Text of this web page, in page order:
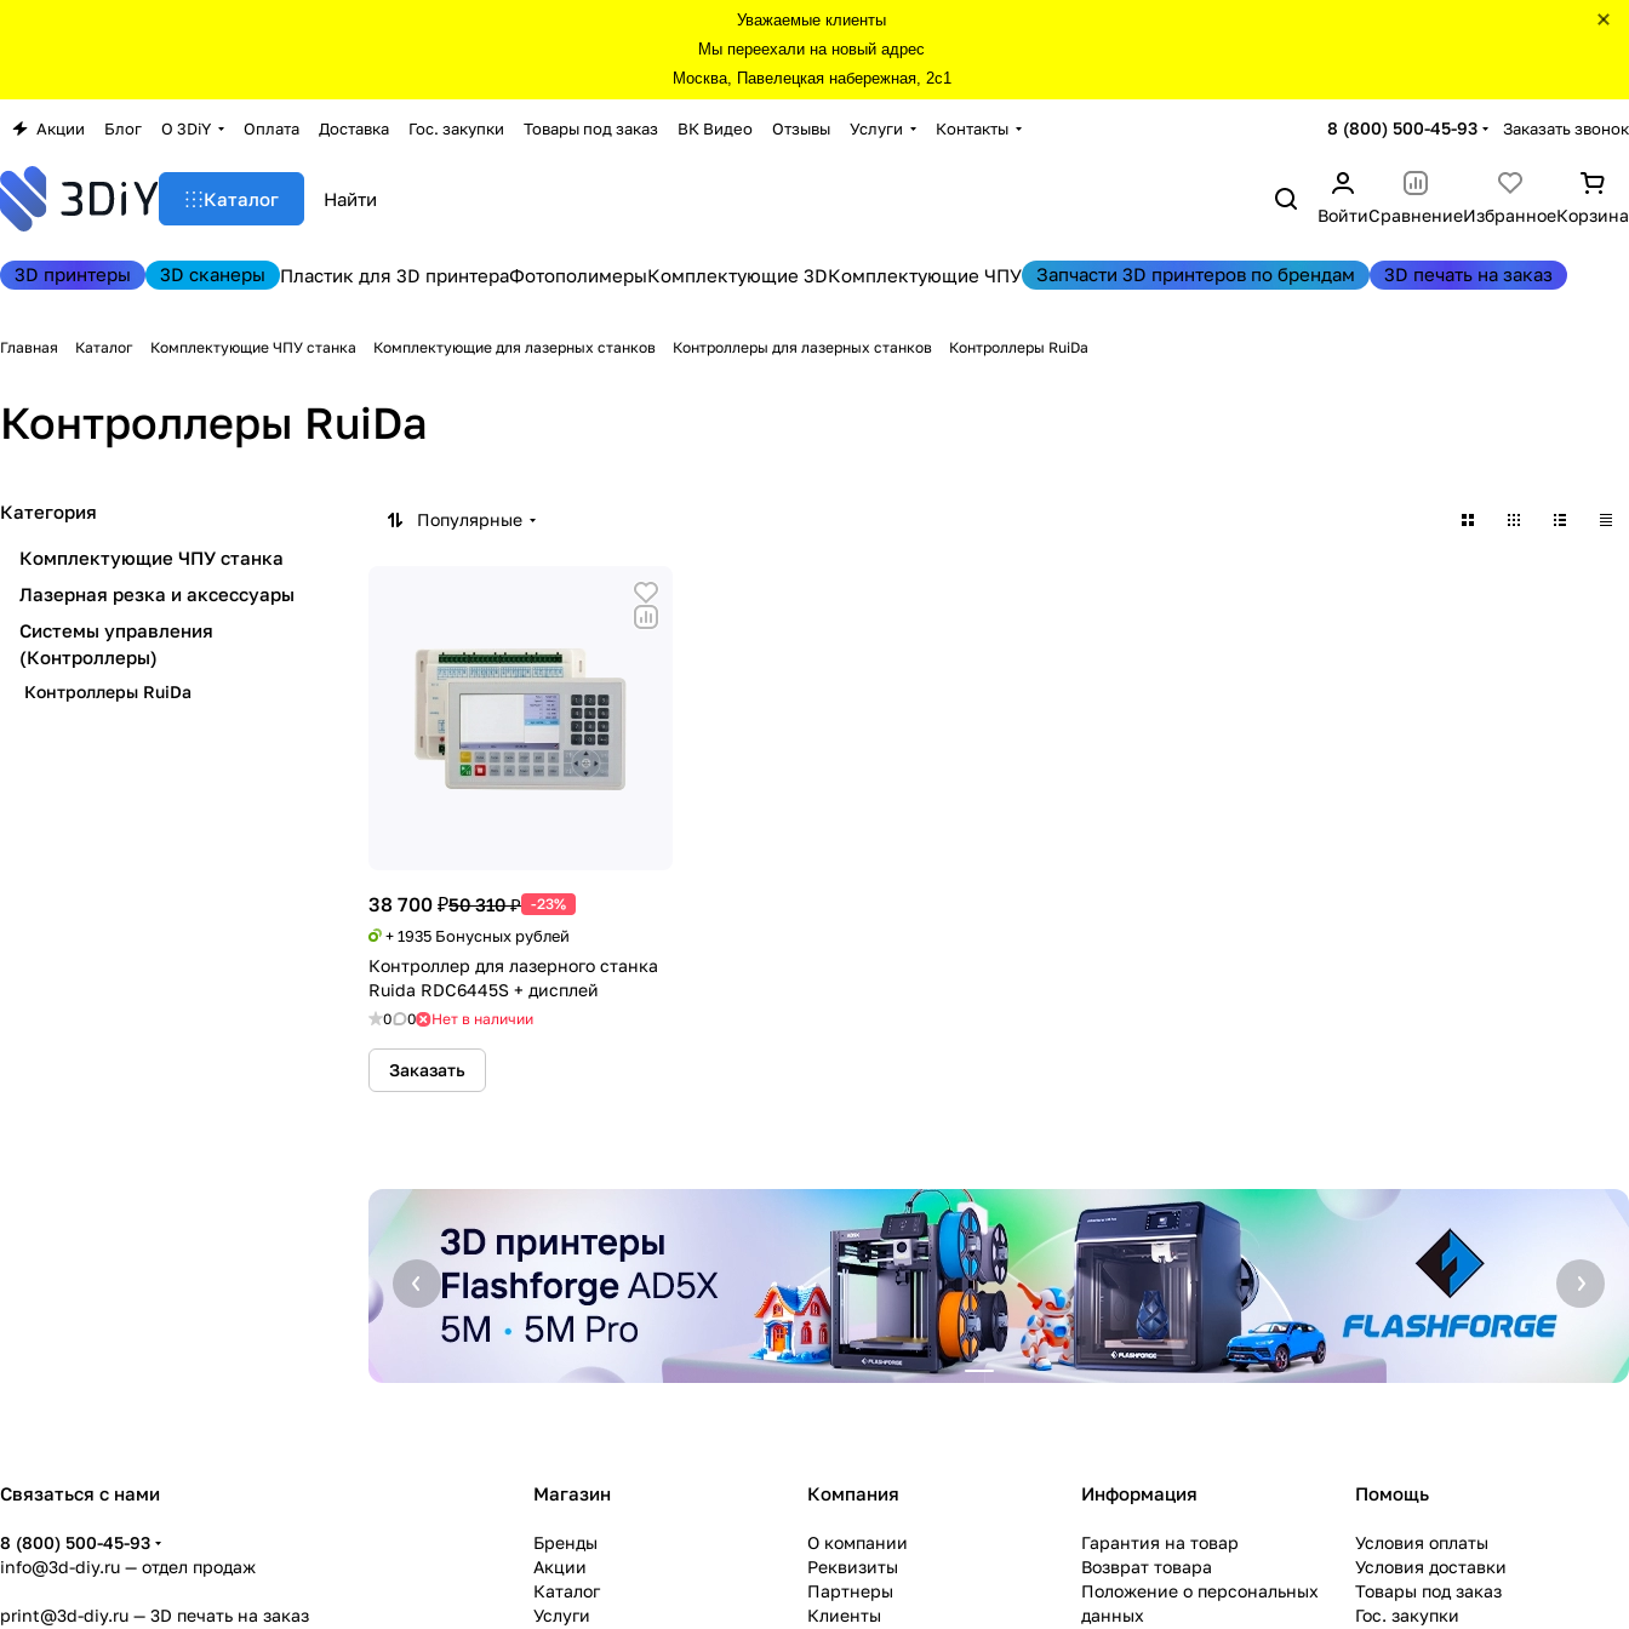
Уважаемые клиенты
Мы переехали на новый адрес
Москва, Павелецкая набережная, 2с1
Акции Блог О 3DiY Оплата Доставка Гос. закупки Товары под заказ ВК Видео Отзывы Услуги Контакты 8 (800) 500-45-93 Заказать звонок
Каталог
ВойтиСравнениеИзбранноеКорзина
3D принтеры 3D сканеры Пластик для 3D принтераФотополимерыКомплектующие 3DКомплектующие ЧПУ Запчасти 3D принтеров по брендам 3D печать на заказ
Главная Каталог Комплектующие ЧПУ станка Комплектующие для лазерных станков Контроллеры для лазерных станков Контроллеры RuiDa
Контроллеры RuiDa
Популярные
38 700 ₽50 310 ₽ -23%
+ 1935 Бонусных рублей
Контроллер для лазерного станка
Ruida RDC6445S + дисплей
0 0 Нет в наличии
Заказать
Категория
Комплектующие ЧПУ станка
Лазерная резка и аксессуары
Системы управления
(Контроллеры)
Контроллеры RuiDa
Связаться с нами
8 (800) 500-45-93
info@3d-diy.ru — отдел продаж
print@3d-diy.ru — 3D печать на заказ
Магазин
Бренды
Акции
Каталог
Услуги
Компания
О компании
Реквизиты
Партнеры
Клиенты
Информация
Гарантия на товар
Возврат товара
Положение о персональных
данных
Помощь
Условия оплаты
Условия доставки
Товары под заказ
Гос. закупки